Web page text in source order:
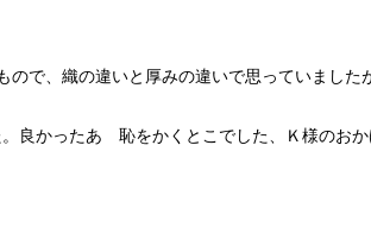
ので、織の違いと厚みの違いで思っていました
。良かったあ 恥をかくとこでした、Ｋ様のお